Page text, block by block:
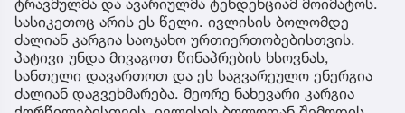
ტრავმულმა და ავარიულმა ტენდენციამ მოიმატოს.
სასიკეთოც არის ეს წელი. ივლისის ბოლომდე
ძალიან კარგია საოჯახო ურთიერთობებისთვის.
პატივი უნდა მივაგოთ წინაპრების ხსოვნას,
სანთელი დავართოთ და ეს საგვარეულო ენერგია
ძალიან დაგვეხმარება. მეორე ნახევარი კარგია